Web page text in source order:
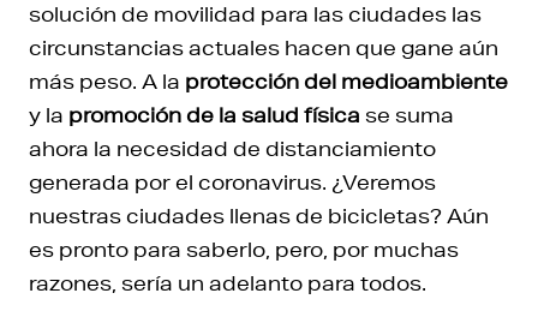
solución de movilidad para las ciudades las
circunstancias actuales hacen que gane aún
más peso. A la protección del medioambiente
y la promoción de la salud física se suma
ahora la necesidad de distanciamiento
generada por el coronavirus. ¿Veremos
nuestras ciudades llenas de bicicletas? Aún
es pronto para saberlo, pero, por muchas
razones, sería un adelanto para todos.